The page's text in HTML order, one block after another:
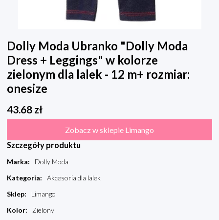
Dolly Moda Ubranko "Dolly Moda
Dress + Leggings" w kolorze
zielonym dla lalek - 12 m+ rozmiar:
onesize
43.68 zł
Zobacz w sklepie Limango
Szczegóły produktu
Marka:
Dolly Moda
Kategoria:
Akcesoria dla lalek
Sklep:
Limango
Kolor:
Zielony